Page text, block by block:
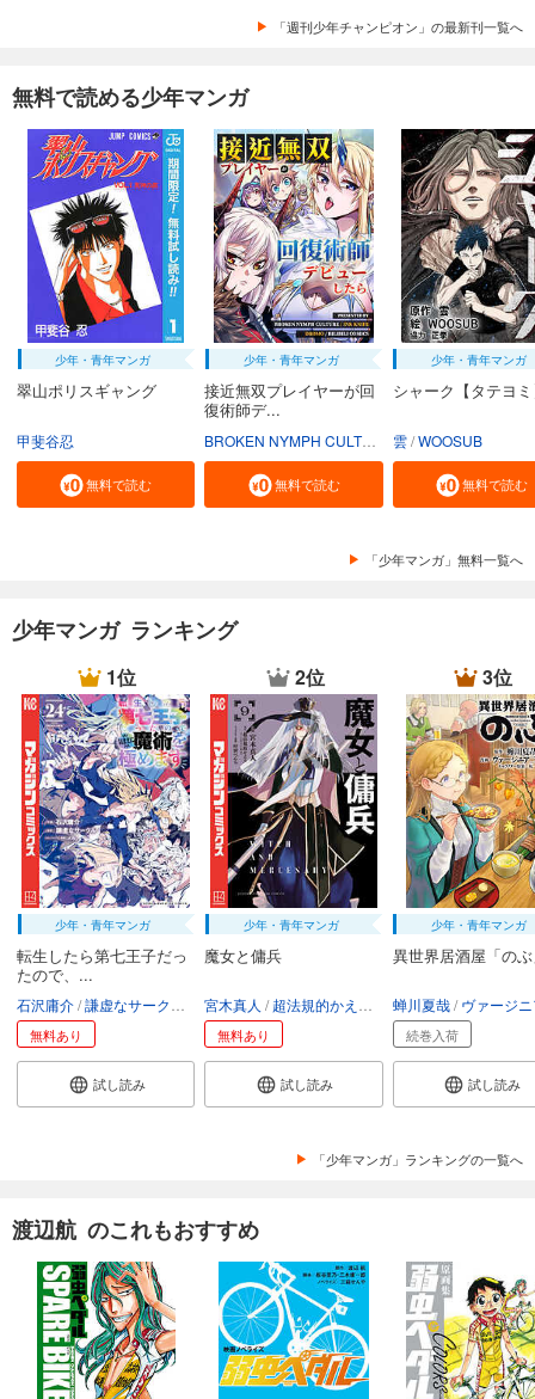
「週刊少年チャンピオン」の最新刊一覧へ
無料で読める少年マンガ
少年・青年マンガ
翠山ポリスギャング
甲斐谷忍
無料で読む
少年・青年マンガ
接近無双プレイヤーが回
復術師デ...
BROKEN NYMPH CULTURE INK KNIFE
無料で読む
少年・青年マンガ
シャーク【タテヨ
雲 WOOSUB
無料で読む
「少年マンガ」無料一覧へ
少年マンガ ランキング
1位
少年・青年マンガ
転生したら第七王子だっ
たので、...
石沢庸介 謙虚なサークル メル。
無料あり
試し読み
2位
少年・青年マンガ
魔女と傭兵
宮木真人 超法規的かえる 叶世べんち
無料あり
試し読み
3位
少年・青年マンガ
異世界居酒屋「の
蝉川夏哉 ヴァージニア二
続巻入荷
試し読み
「少年マンガ」ランキングの一覧へ
渡辺航 のこれもおすすめ